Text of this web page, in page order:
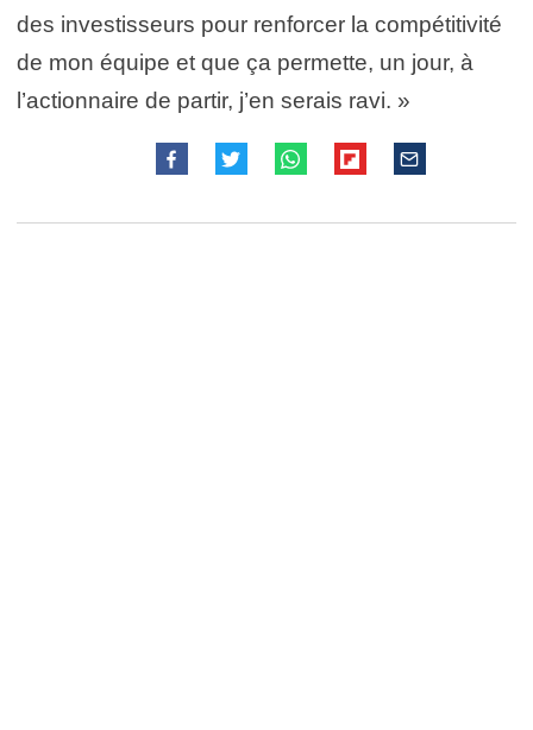
des investisseurs pour renforcer la compétitivité
de mon équipe et que ça permette, un jour, à
l’actionnaire de partir, j’en serais ravi. »